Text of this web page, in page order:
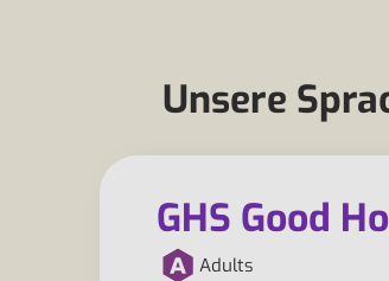
Unsere
GHS Good
Adults